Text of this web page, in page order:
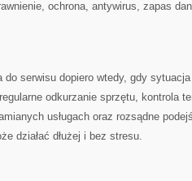
ochrona, antywirus, zapas
do serwisu dopiero wtedy, gdy
odkurzanie sprzętu, kontrola
usługach oraz rozsądne
działać dłużej i bez stresu.